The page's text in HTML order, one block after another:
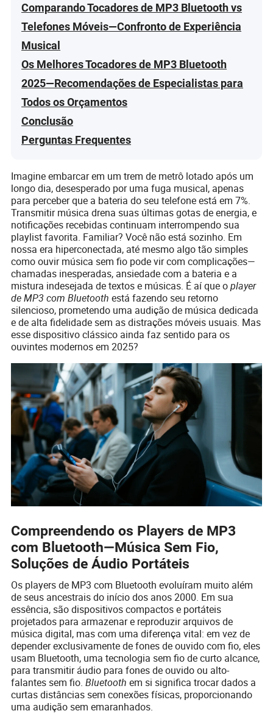
Comparando Tocadores de MP3 Bluetooth vs
Telefones Móveis—Confronto de Experiência
Musical
Os Melhores Tocadores de MP3 Bluetooth
2025—Recomendações de Especialistas para
Todos os Orçamentos
Conclusão
Perguntas Frequentes
Imagine embarcar em um trem de metrô lotado após um
longo dia, desesperado por uma fuga musical, apenas
para perceber que a bateria do seu telefone está em 7%.
Transmitir música drena suas últimas gotas de energia, e
notificações recebidas continuam interrompendo sua
playlist favorita. Familiar? Você não está sozinho. Em
nossa era hiperconectada, até mesmo algo tão simples
como ouvir música sem fio pode vir com complicações—
chamadas inesperadas, ansiedade com a bateria e a
mistura indesejada de textos e músicas. É aí que oplayer
de MP3 com Bluetooth está fazendo seu retorno
silencioso, prometendo uma audição de música dedicada
e de alta fidelidade sem as distrações móveis usuais. Mas
esse dispositivo clássico ainda faz sentido para os
ouvintes modernos em 2025?
Compreendendo os Players de MP3
com Bluetooth—Música Sem Fio,
Soluções de Áudio Portáteis
Os players de MP3 com Bluetooth evoluíram muito além
de seus ancestrais do início dos anos 2000. Em sua
essência, são dispositivos compactos e portáteis
projetados para armazenar e reproduzir arquivos de
música digital, mas com uma diferença vital: em vez de
depender exclusivamente de fones de ouvido com fio, eles
usam Bluetooth, uma tecnologia sem fio de curto alcance,
para transmitir áudio para fones de ouvido ou alto-
falantes sem fio.Bluetooth em si significa trocar dados a
curtas distâncias sem conexões físicas, proporcionando
uma audição sem emaranhados.